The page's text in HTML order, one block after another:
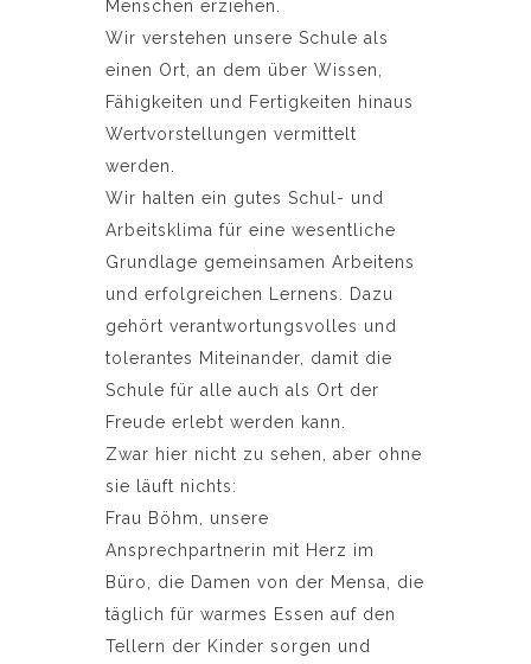
Menschen erziehen.
Wir verstehen unsere Schule als
einen Ort, an dem über Wissen,
Fähigkeiten und Fertigkeiten hinaus
Wertvorstellungen vermittelt
werden.
Wir halten ein gutes Schul- und
Arbeitsklima für eine wesentliche
Grundlage gemeinsamen Arbeitens
und erfolgreichen Lernens. Dazu
gehört verantwortungsvolles und
tolerantes Miteinander, damit die
Schule für alle auch als Ort der
Freude erlebt werden kann.
Zwar hier nicht zu sehen, aber ohne
sie läuft nichts:
Frau Böhm, unsere
Ansprechpartnerin mit Herz im
Büro, die Damen von der Mensa, die
täglich für warmes Essen auf den
Tellern der Kinder sorgen und